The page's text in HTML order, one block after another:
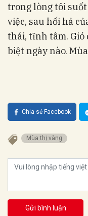
trong lòng tôi suốt
việc, sau hối hả
thái, tĩnh tâm. Gió
biệt ngày nào.
Chia sẻ Facebook
Mùa thị vàng
Gửi bình luận